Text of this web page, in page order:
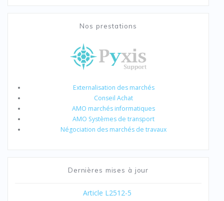
Nos prestations
Externalisation des marchés
Conseil Achat
AMO marchés informatiques
AMO Systèmes de transport
Négociation des marchés de travaux
Dernières mises à jour
Article L2512-5